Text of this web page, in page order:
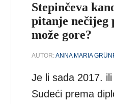
Stepinčeva
pitanje nečijeg
može gore?
AUTOR:ANNA MARIA
Je li sada 2017.
Sudeći prema